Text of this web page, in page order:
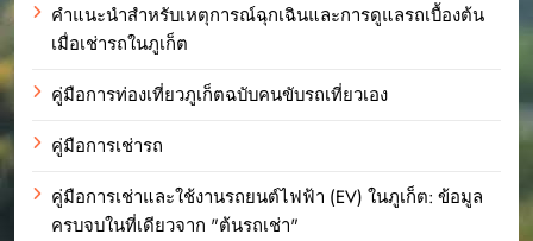
คำแนะนำสำหรับเหตุการณ์ฉุกเฉินและการดูแลรถเบื้องต้น
เมื่อเช่ารถในภูเก็ต
คู่มือการท่องเที่ยวภูเก็ตฉบับคนขับรถเที่ยวเอง
คู่มือการเช่ารถ
คู่มือการเช่าและใช้งานรถยนต์ไฟฟ้า (EV) ในภูเก็ต: ข้อมูล
ครบจบในที่เดียวจาก "ต้นรถเช่า"